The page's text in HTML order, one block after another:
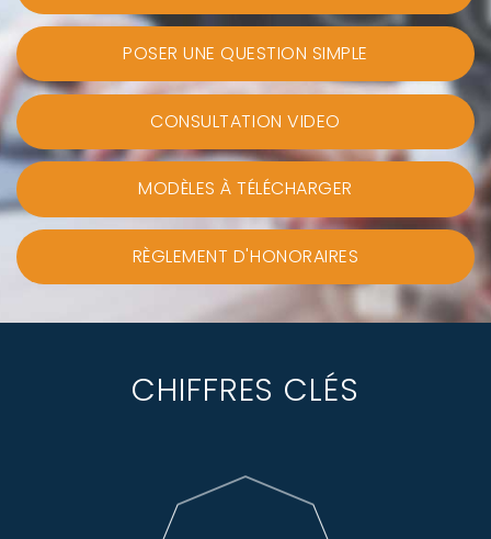
POSER UNE QUESTION SIMPLE
CONSULTATION VIDEO
MODÈLES À TÉLÉCHARGER
RÈGLEMENT D'HONORAIRES
CHIFFRES CLÉS